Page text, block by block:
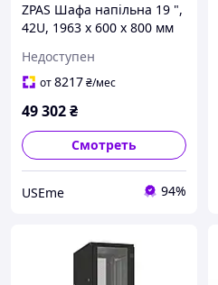
ZPAS Шафа напільна 19 ",
42U, 1963 х 600 х 800 мм
металева, перфорована
(просвіт 80%),
Недоступен
от8217₴/мес
49 302₴
Смотреть
USEme 94%